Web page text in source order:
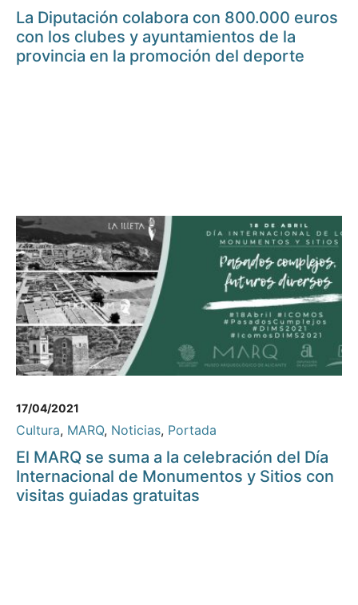
La Diputación colabora con 800.000 euros
con los clubes y ayuntamientos de la
provincia en la promoción del deporte
17/04/2021
Cultura, MARQ, Noticias, Portada
El MARQ se suma a la celebración del Día
Internacional de Monumentos y Sitios con
visitas guiadas gratuitas